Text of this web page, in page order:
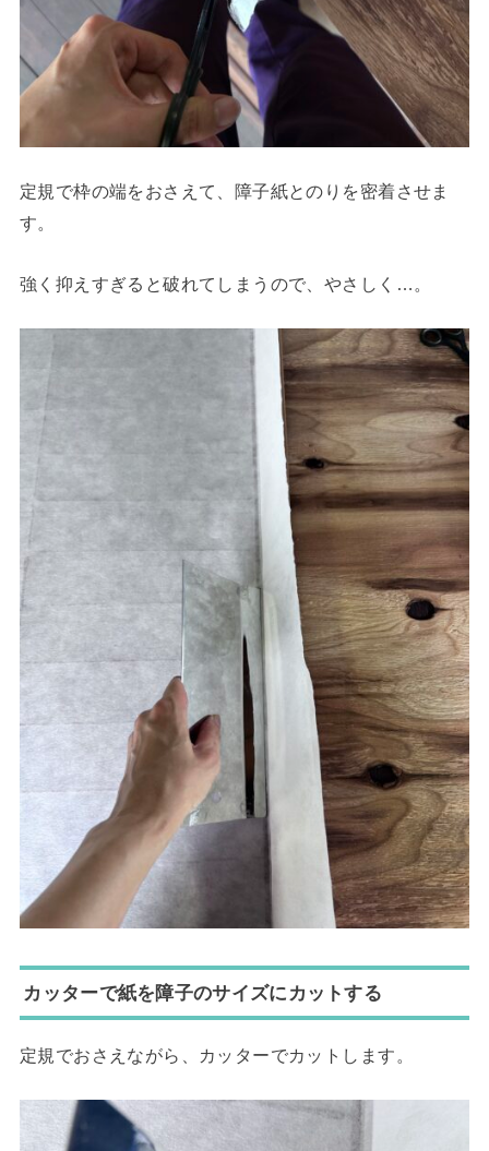
定規で枠の端をおさえて、障子紙とのりを密着させま
す。
強く抑えすぎると破れてしまうので、やさしく…。
カッターで紙を障子のサイズにカットする
定規でおさえながら、カッターでカットします。